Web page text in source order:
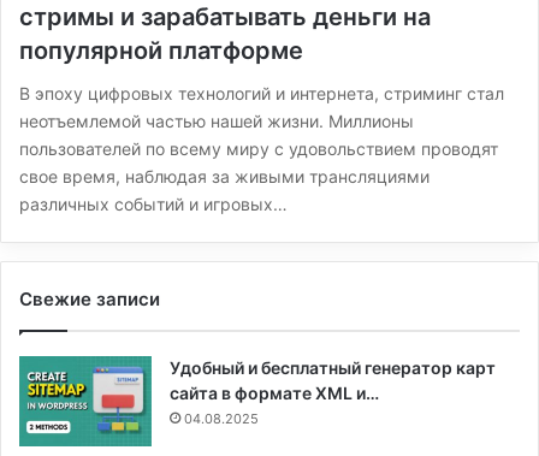
стримы и зарабатывать деньги на
популярной платформе
В эпоху цифровых технологий и интернета, стриминг стал
неотъемлемой частью нашей жизни. Миллионы
пользователей по всему миру с удовольствием проводят
свое время, наблюдая за живыми трансляциями
различных событий и игровых…
Свежие записи
Удобный и бесплатный генератор карт
сайта в формате XML и…
04.08.2025